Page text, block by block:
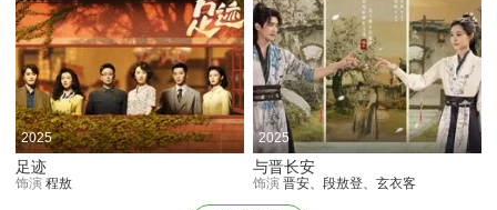
2025
足迹
饰演程敖
2025
与晋长安
饰演晋安、段敖登、玄衣客